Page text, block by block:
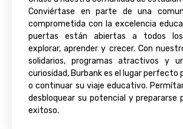
Conviértase en parte de una
comprometida con la excelencia
puertas están abiertas a todos
explorar, aprender y crecer. Con
solidarios, programas atractivos y
curiosidad, Burbank es el lugar perfecto
o continuar su viaje educativo.
desbloquear su potencial y prepararse
exitoso.